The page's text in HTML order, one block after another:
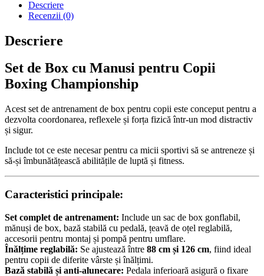
Descriere
Recenzii (0)
Descriere
Set de Box cu Manusi pentru Copii
Boxing Championship
Acest set de antrenament de box pentru copii este conceput pentru a
dezvolta coordonarea, reflexele și forța fizică într-un mod distractiv
și sigur.
Include tot ce este necesar pentru ca micii sportivi să se antreneze și
să-și îmbunătățească abilitățile de luptă și fitness.
Caracteristici principale:
Set complet de antrenament: Include un sac de box gonflabil,
mănuși de box, bază stabilă cu pedală, țeavă de oțel reglabilă,
accesorii pentru montaj și pompă pentru umflare.
Înălțime reglabilă: Se ajustează între 88 cm și 126 cm, fiind ideal
pentru copii de diferite vârste și înălțimi.
Bază stabilă și anti-alunecare: Pedala inferioară asigură o fixare